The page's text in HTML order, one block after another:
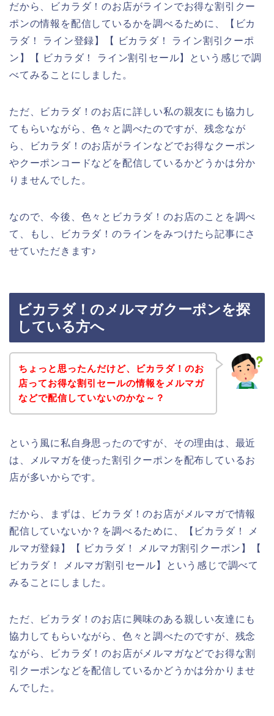
だから、ビカラダ！のお店がラインでお得な割引クー
ポンの情報を配信しているかを調べるために、【ビカ
ラダ！ ライン登録】【 ビカラダ！ ライン割引クーポ
ン】【 ビカラダ！ ライン割引セール】という感じで調
べてみることにしました。
ただ、ビカラダ！のお店に詳しい私の親友にも協力し
てもらいながら、色々と調べたのですが、残念なが
ら、ビカラダ！のお店がラインなどでお得なクーポン
やクーポンコードなどを配信しているかどうかは分か
りませんでした。
なので、今後、色々とビカラダ！のお店のことを調べ
て、もし、ビカラダ！のラインをみつけたら記事にさ
せていただきます♪
ビカラダ！のメルマガクーポンを探
している方へ
ちょっと思ったんだけど、ビカラダ！のお
店ってお得な割引セールの情報をメルマガ
などで配信していないのかな～？
という風に私自身思ったのですが、その理由は、最近
は、メルマガを使った割引クーポンを配布しているお
店が多いからです。
だから、まずは、ビカラダ！のお店がメルマガで情報
配信していないか？を調べるために、【ビカラダ！ メ
ルマガ登録】【 ビカラダ！ メルマガ割引クーポン】【
ビカラダ！ メルマガ割引セール】という感じで調べて
みることにしました。
ただ、ビカラダ！のお店に興味のある親しい友達にも
協力してもらいながら、色々と調べたのですが、残念
ながら、ビカラダ！のお店がメルマガなどでお得な割
引クーポンなどを配信しているかどうかは分かりませ
んでした。